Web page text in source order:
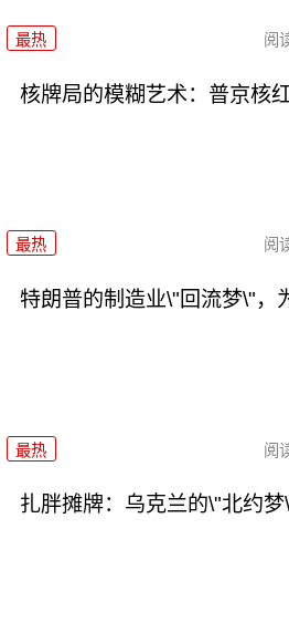
最热 阅
核牌局的模糊艺术：普京核
最热 阅
特朗普的制造业\"回流梦\"，
最热 阅
扎胖摊牌：乌克兰的\"北约梦